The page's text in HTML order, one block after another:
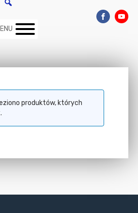
produktów, których